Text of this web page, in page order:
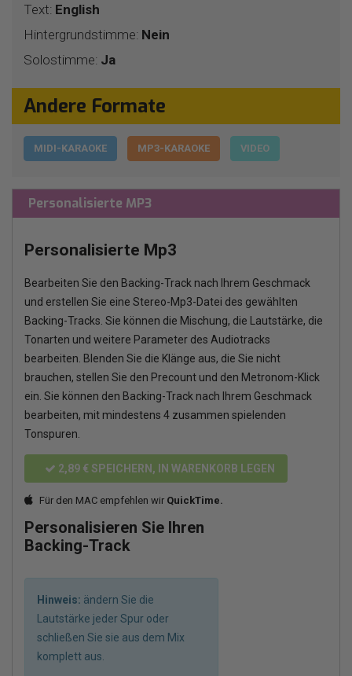
Text: English
Hintergrundstimme: Nein
Solostimme: Ja
Andere Formate
MIDI-KARAOKE MP3-KARAOKE VIDEO
Personalisierte MP3
Personalisierte Mp3
Bearbeiten Sie den Backing-Track nach Ihrem Geschmack
und erstellen Sie eine Stereo-Mp3-Datei des gewählten
Backing-Tracks. Sie können die Mischung, die Lautstärke, die
Tonarten und weitere Parameter des Audiotracks
bearbeiten. Blenden Sie die Klänge aus, die Sie nicht
brauchen, stellen Sie den Precount und den Metronom-Klick
ein. Sie können den Backing-Track nach Ihrem Geschmack
bearbeiten, mit mindestens 4 zusammen spielenden
Tonspuren.
2,89 € SPEICHERN, IN WARENKORB LEGEN
Für den MAC empfehlen wir QuickTime.
Personalisieren Sie Ihren
Backing-Track
Hinweis: ändern Sie die
Lautstärke jeder Spur oder
schließen Sie sie aus dem Mix
komplett aus.